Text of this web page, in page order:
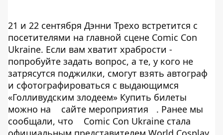
21 и 22 сентября Дэнни Трехо встретится с
посетителями на главной сцене Comic Con
Ukraine. Если вам хватит храбрости -
попробуйте задать вопрос, а те, у кого не
затрясутся поджилки, смогут взять автограф
и сфотографироваться с выдающимся
«Голливудским злодеем» Купить билеты
можно на
сайте мероприятия
. Ранее мы
сообщали, что
Comic Con Ukraine стала